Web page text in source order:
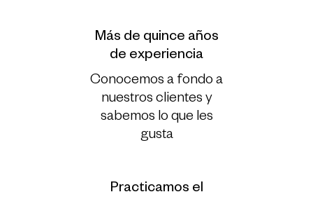
Más de quince años
de experiencia
Conocemos a fondo a
nuestros clientes y
sabemos lo que les
gusta
Practicamos el